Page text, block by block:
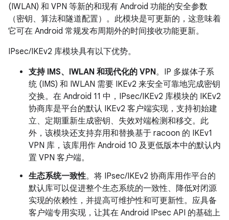
(IWLAN) 和 VPN 等新的和现有 Android 功能的安全参数
（密钥、算法和隧道配置）。此模块是可更新的，这意味着
它可在 Android 常规发布周期外的时间接收功能更新。
IPsec/IKEv2 库模块具有以下优势。
支持 IMS、IWLAN 和现代化的 VPN。IP 多媒体子系
统 (IMS) 和 IWLAN 需要 IKEv2 来安全可靠地完成密钥
交换。在 Android 11 中，IPsec/IKEv2 库模块的 IKEv2
协商库是平台的默认 IKEv2 客户端实现，支持初始建
立、定期重新生成密钥、失效对端检测和移交。此
外，该模块还支持弃用和替换基于 racoon 的 IKEv1
VPN 库，该库用作 Android 10 及更低版本中的默认内
置 VPN 客户端。
生态系统一致性。将 IPsec/IKEv2 协商库用作平台的
默认库可以促进整个生态系统的一致性、降低对闭源
实现的依赖性，并提高可维护性和可更新性。应具备
客户端专用实现，让其在 Android IPsec API 的基础上